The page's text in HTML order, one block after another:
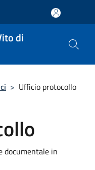
di
> Ufficio protocollo
documentale in